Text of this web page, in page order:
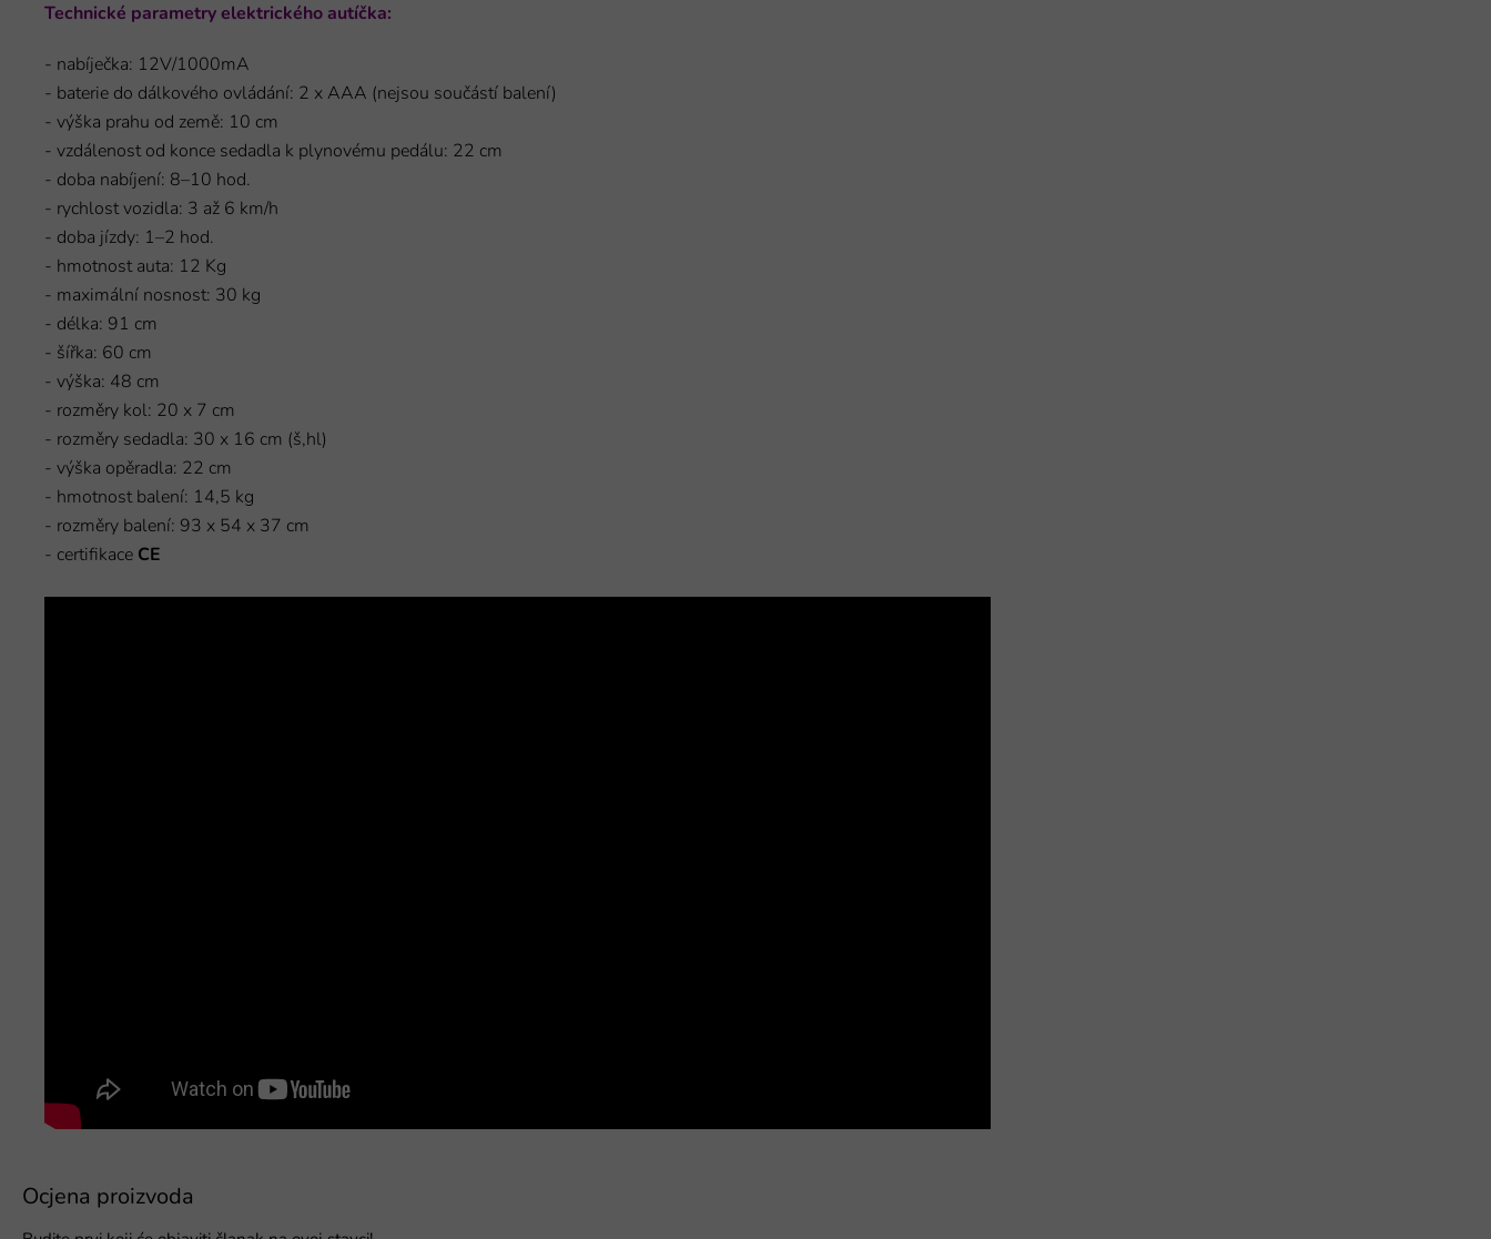
Technické parametry elektrického autíčka:
- nabíječka: 12V/1000mA
- baterie do dálkového ovládání: 2 x AAA (nejsou součástí balení)
- výška prahu od země: 10 cm
- vzdálenost od konce sedadla k plynovému pedálu: 22 cm
- doba nabíjení: 8–10 hod.
- rychlost vozidla: 3 až 6 km/h
- doba jízdy: 1–2 hod.
- hmotnost auta: 12 Kg
- maximální nosnost: 30 kg
- délka: 91 cm
- šířka: 60 cm
- výška: 48 cm
- rozměry kol: 20 x 7 cm
- rozměry sedadla: 30 x 16 cm (š,hl)
- výška opěradla: 22 cm
- hmotnost balení: 14,5 kg
- rozměry balení: 93 x 54 x 37 cm
- certifikace CE
Ocjena proizvoda